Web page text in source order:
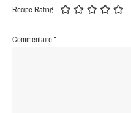
Recipe Rating
Commentaire*